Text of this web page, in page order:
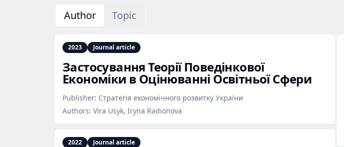
Author Topic
2023 Journal article
Застосування Теорії Поведінкової
Економіки в Оцінюванні Освітньої Сфери
Publisher: Стратегія економічного розвитку України
Authors: Vira Usyk, Iryna Radionova
2022 Journal article